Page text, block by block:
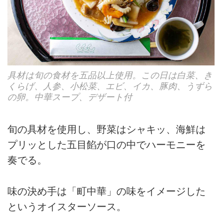
具材は旬の食材を五品以上使用。この日は白菜、き
くらげ、人参、小松菜、エビ、イカ、豚肉、うずら
の卵。中華スープ、デザート付
旬の具材を使用し、野菜はシャキッ、海鮮は
プリッとした五目餡が口の中でハーモニーを
奏でる。
味の決め手は「町中華」の味をイメージした
というオイスターソース。